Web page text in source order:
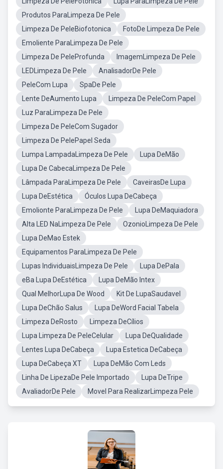
Produtos ParaLimpeza De Pele
Limpeza De PeleBiofotonica
FotoDe Limpeza De Pele
Emoliente ParaLimpeza De Pele
Limpeza De PeleProfunda
ImagemLimpeza De Pele
LEDLimpeza De Pele
AnalisadorDe Pele
PeleCom Lupa
SpaDe Pele
Lente DeAumento Lupa
Limpeza De PeleCom Papel
Luz ParaLimpeza De Pele
Limpeza De PeleCom Sugador
Limpeza De PelePapel Seda
Lumpa LampadaLimpeza De Pele
Lupa DeMão
Lupa De CabecaLimpeza De Pele
Lâmpada ParaLimpeza De Pele
CaveirasDe Lupa
Lupa DeEstética
Óculos Lupa DeCabeça
Emolionte ParaLimpeza De Pele
Lupa DeMaquiadora
Alta LED NaLimpeza De Pele
OzonioLimpeza De Pele
Lupa DeMao Estek
Equipamentos ParaLimpeza De Pele
Lupas IndividuaisLimpeza De Pele
Lupa DePala
eBa Lupa DeEstética
Lupa DeMão Intex
Qual MelhorLupa De Wood
Kit De LupaSaudavel
Lupa DeChão Salus
Lupa DeWord Facial Tabela
Limpeza DeRosto
Limpeza DeCílios
Lupa Limpeza De PeleCelular
Lupa DeQualidade
Lentes Lupa DeCabeça
Lupa Estetica DeCabeça
Lupa DeCabeça XT
Lupa DeMão Com Leds
Linha De LipezaDe Pele Importado
Lupa DeTripe
AvaliadorDe Pele
Movel Para RealizarLimpeza Pele